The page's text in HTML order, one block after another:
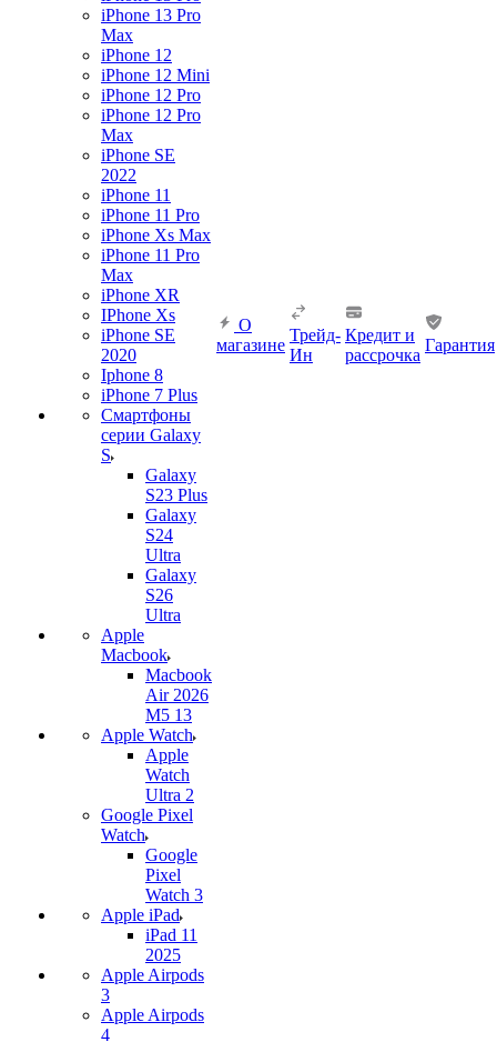
iPhone 13 Pro
Max
iPhone 12
iPhone 12 Mini
iPhone 12 Pro
iPhone 12 Pro
Max
iPhone SE
2022
iPhone 11
iPhone 11 Pro
iPhone Xs Max
iPhone 11 Pro
Max
iPhone XR
IPhone Xs
iPhone SE
2020
Iphone 8
iPhone 7 Plus
Смартфоны
серии Galaxy
S
Galaxy
S23 Plus
Galaxy
S24
Ultra
Galaxy
S26
Ultra
Apple
Macbook
Macbook
Air 2026
M5 13
Apple Watch
Apple
Watch
Ultra 2
Google Pixel
Watch
Google
Pixel
Watch 3
Apple iPad
iPad 11
2025
Apple Airpods
3
Apple Airpods
4
О
магазине
Трейд-
Ин
Кредит и
рассрочка
Гарантия